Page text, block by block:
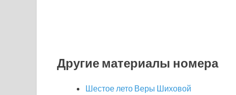
Другие материалы номера
Шестое лето Веры Шиховой